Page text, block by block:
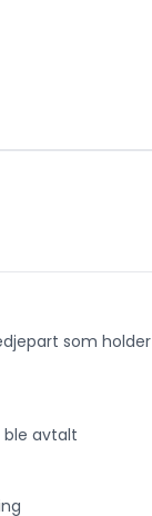
som holder
ble avtalt